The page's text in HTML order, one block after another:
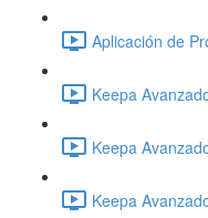
Aplicación de
Keepa
Keepa
Keepa